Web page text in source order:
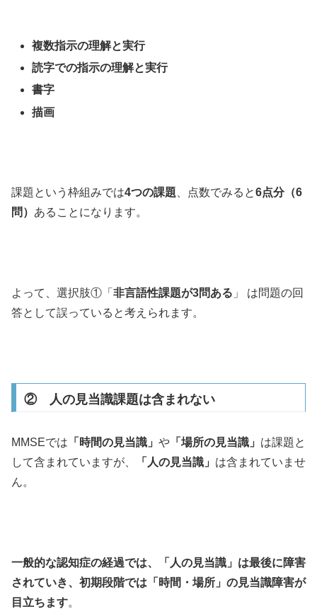
複数指示の理解と実行
読字での指示の理解と実行
書字
描画
課題という枠組みでは4つの課題 、点数でみると6点分（6
問） あることになります。
よって、選択肢①「 非言語性課題が3問ある 」 は問題の回
答として誤っていると考えられます。
② 人の見当識課題は含まれない
MMSEでは 「時間の見当識」 や 「場所の見当識」 は課題と
して含まれていますが、
「人の見当識」 は含まれていませ
ん。
一般的な認知症の経過では、「人の見当識」は最後に障害
されていき、初期段階では「時間・場所」の見当識障害が
目立ちます。